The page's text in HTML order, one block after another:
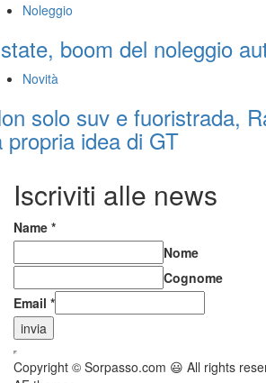
Noleggio
boom del noleggio
Novità
solo suv e fuoristrada,
propria idea di GT
Iscriviti alle news
Name *
Nome
Cognome
Email *
invia
Copyright © Sorpasso.com 😃 All rights